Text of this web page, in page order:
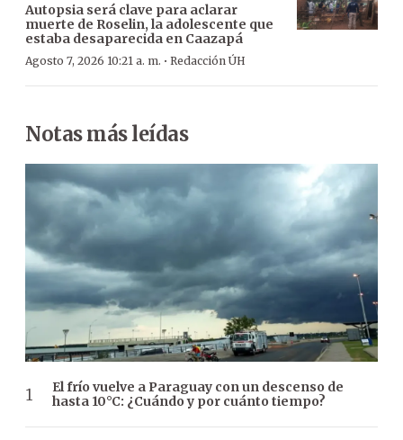
Autopsia será clave para aclarar
muerte de Roselin, la adolescente que
estaba desaparecida en Caazapá
Agosto 7, 2026 10:21 a. m. · Redacción ÚH
Notas más leídas
El frío vuelve a Paraguay con un descenso de
hasta 10°C: ¿Cuándo y por cuánto tiempo?